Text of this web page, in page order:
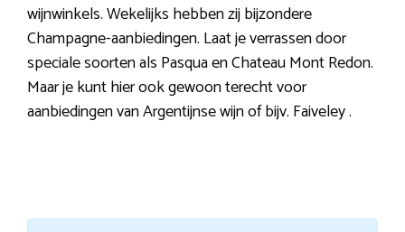
wijnwinkels. Wekelijks hebben zij bijzondere
Champagne-aanbiedingen. Laat je verrassen door
speciale soorten als Pasqua en Chateau Mont Redon.
Maar je kunt hier ook gewoon terecht voor
aanbiedingen van Argentijnse wijn of bijv. Faiveley .